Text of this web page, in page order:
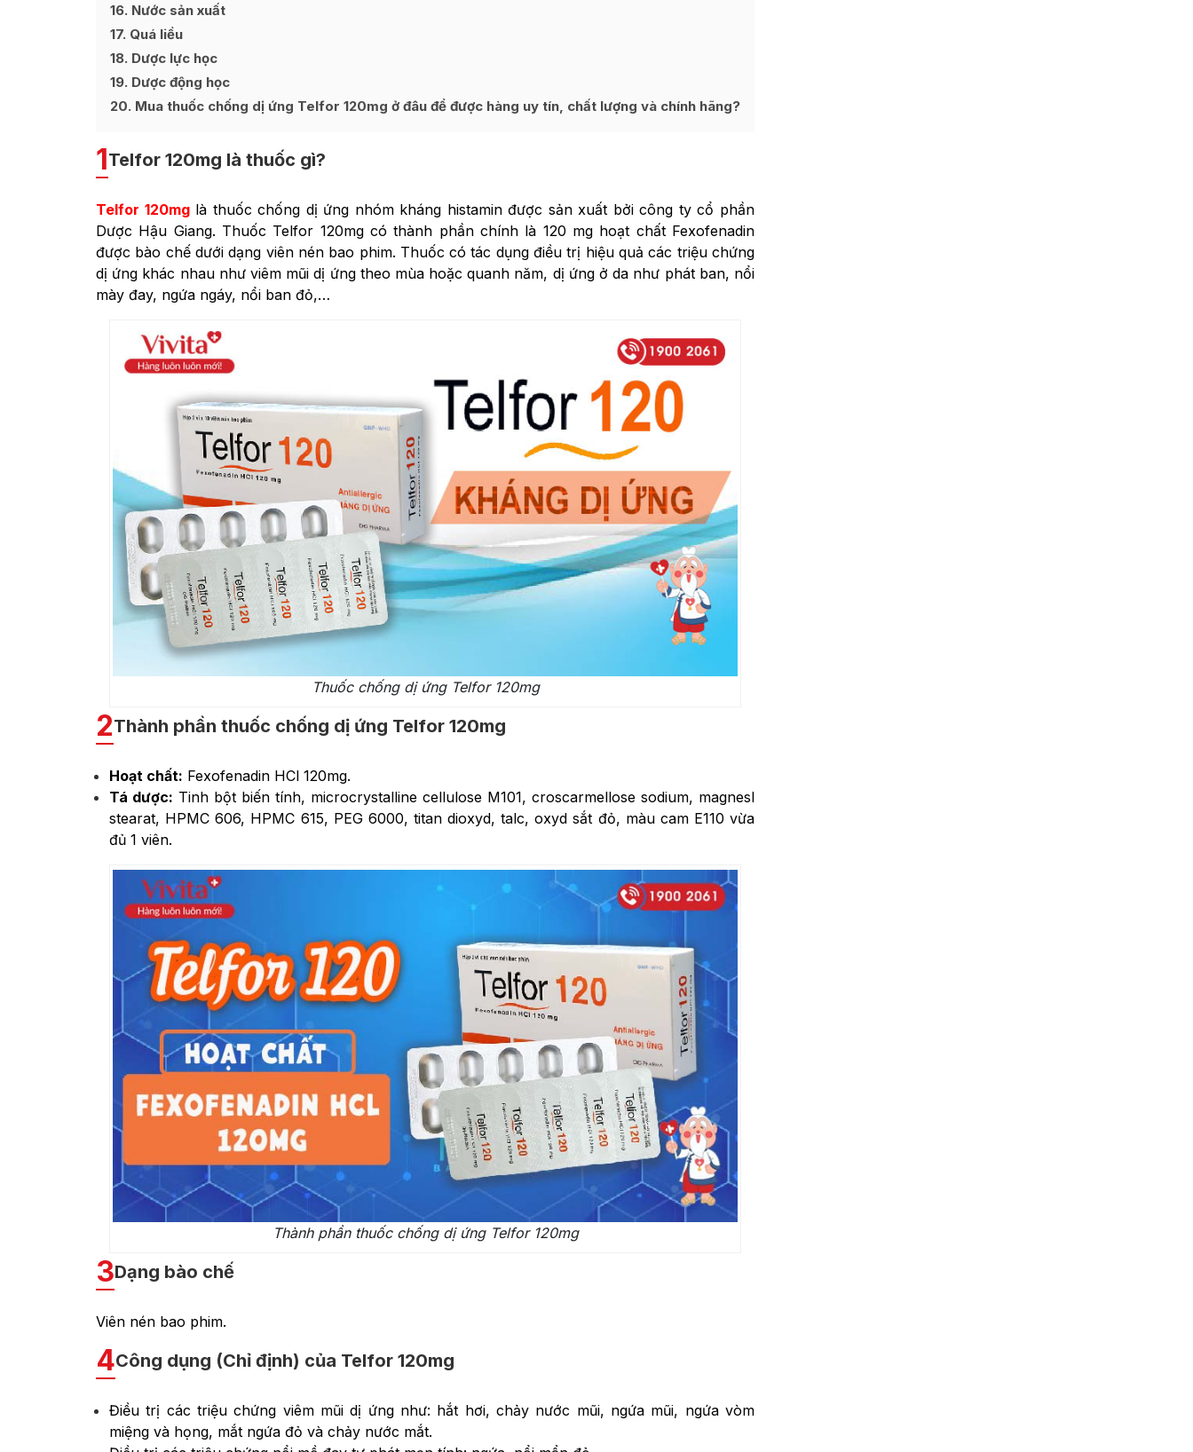
16 Nước sản xuất
17 Quá liều
18 Dược lực học
19 Dược động học
20 Mua thuốc chống dị ứng Telfor 120mg ở đâu để được hàng uy tín, chất lượng và chính hãng?
1Telfor 120mg là thuốc gì?
Telfor 120mglà thuốc chống dị ứng nhóm kháng histamin được sản xuất bởi công ty cổ phần
Dược Hậu Giang. Thuốc Telfor 120mg có thành phần chính là 120 mg hoạt chất Fexofenadin
được bào chế dưới dạng viên nén bao phim. Thuốc có tác dụng điều trị hiệu quả các triệu chứng
dị ứng khác nhau như viêm mũi dị ứng theo mùa hoặc quanh năm, dị ứng ở da như phát ban, nổi
mày đay, ngứa ngáy, nổi ban đỏ,…
Thuốc chống dị ứng Telfor 120mg
2Thành phần thuốc chống dị ứng Telfor 120mg
Hoạt chất: Fexofenadin HCl 120mg.
Tá dược: Tinh bột biến tính, microcrystalline cellulose M101, croscarmellose sodium, magnesl
stearat, HPMC 606, HPMC 615, PEG 6000, titan dioxyd, talc, oxyd sắt đỏ, màu cam E110 vừa
đủ 1 viên.
Thành phần thuốc chống dị ứng Telfor 120mg
3Dạng bào chế
Viên nén bao phim.
4Công dụng (Chỉ định) của Telfor 120mg
Điều trị các triệu chứng viêm mũi dị ứng như: hắt hơi, chảy nước mũi, ngứa mũi, ngứa vòm
miệng và họng, mắt ngứa đỏ và chảy nước mắt.